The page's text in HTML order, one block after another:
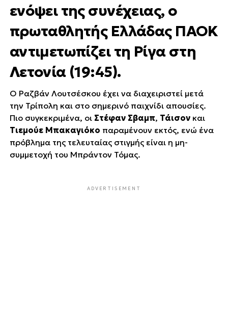
ενόψει της συνέχειας, ο
πρωταθλητής Ελλάδας ΠΑΟΚ
αντιμετωπίζει τη Ρίγα στη
Λετονία (19:45).
Ο Ραζβάν Λουτσέσκου έχει να διαχειριστεί μετά
την Τρίπολη και στο σημερινό παιχνίδι απουσίες.
Πιο συγκεκριμένα, οι Στέφαν Σβαμπ, Τάισον και
Τιεμούε Μπακαγιόκο παραμένουν εκτός, ενώ ένα
πρόβλημα της τελευταίας στιγμής είναι η μη-
συμμετοχή του Μπράντον Τόμας.
ADVERTISEMENT